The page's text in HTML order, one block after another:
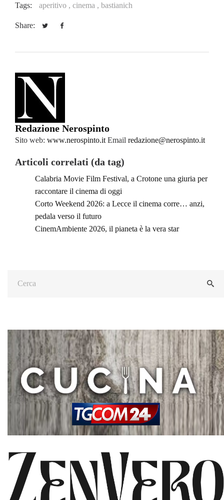
Tags: aperitivo , cinema , bastianich
Share:
Redazione Nerospinto
Sito web: www.nerospinto.it Email redazione@nerospinto.it
Articoli correlati (da tag)
Calabria Movie Film Festival, a Crotone una giuria per
raccontare il cinema di oggi
Corto Weekend 2026: a Lecce il cinema corre… anzi,
pedala verso il futuro
CinemAmbiente 2026, il pianeta è la vera star